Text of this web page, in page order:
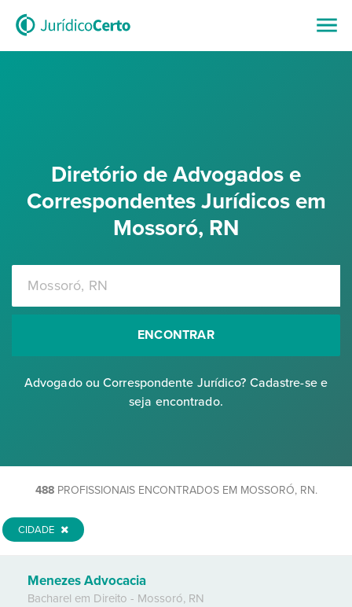
Diretório de Advogados e
Correspondentes Jurídicos em
Mossoró, RN
ENCONTRAR
Advogado ou Correspondente Jurídico? Cadastre-se e
seja encontrado.
488PROFISSIONAIS ENCONTRADOS EM MOSSORÓ, RN.
CIDADE
Menezes Advocacia
Bacharel em Direito - Mossoró, RN